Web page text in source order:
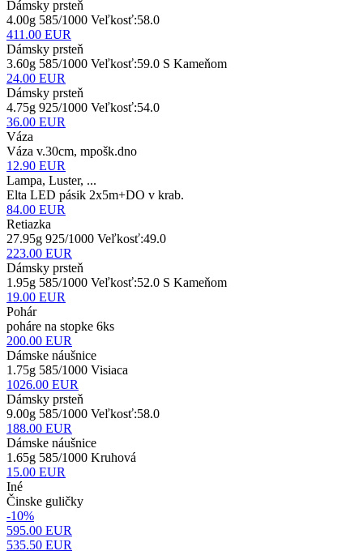
Dámsky prsteň
4.00g 585/1000 Veľkosť:58.0
411.00 EUR
Dámsky prsteň
3.60g 585/1000 Veľkosť:59.0 S Kameňom
24.00 EUR
Dámsky prsteň
4.75g 925/1000 Veľkosť:54.0
36.00 EUR
Váza
Váza v.30cm, mpošk.dno
12.90 EUR
Lampa, Luster, ...
Elta LED pásik 2x5m+DO v krab.
84.00 EUR
Retiazka
27.95g 925/1000 Veľkosť:49.0
223.00 EUR
Dámsky prsteň
1.95g 585/1000 Veľkosť:52.0 S Kameňom
19.00 EUR
Pohár
poháre na stopke 6ks
200.00 EUR
Dámske náušnice
1.75g 585/1000 Visiaca
1026.00 EUR
Dámsky prsteň
9.00g 585/1000 Veľkosť:58.0
188.00 EUR
Dámske náušnice
1.65g 585/1000 Kruhová
15.00 EUR
Iné
Činske guličky
-10%
595.00 EUR
535.50 EUR